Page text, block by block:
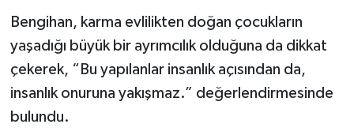
Bengihan, karma evlilikten doğan çocukların
yaşadığı büyük bir ayrımcılık olduğuna da dikkat
çekerek, “Bu yapılanlar insanlık açısından da,
insanlık onuruna yakışmaz.” değerlendirmesinde
bulundu.